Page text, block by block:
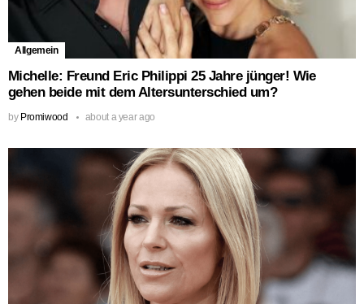
Allgemein
Michelle: Freund Eric Philippi 25 Jahre jünger! Wie
gehen beide mit dem Altersunterschied um?
by Promiwood about a year ago